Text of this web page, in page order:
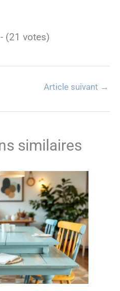
(21 votes)
Article suivant →
similaires